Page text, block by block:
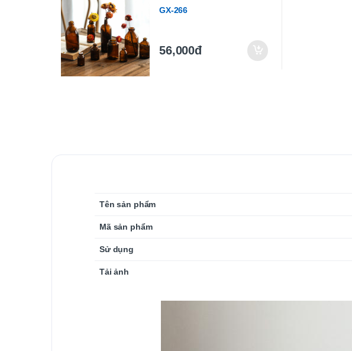
GX-266
56,000đ
Tên sản phẩm
Mã sản phẩm
Sử dụng
Tải ảnh